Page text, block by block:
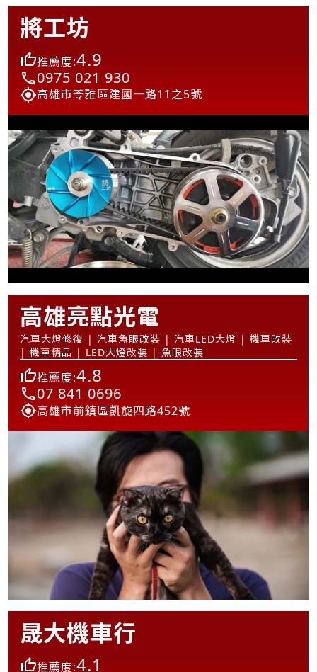
將工坊
推薦度:4.9
0975 021 930
高雄市苓雅區建國一路11之5號
高雄亮點光電
汽車大燈修復 | 汽車魚眼改裝 | 汽車LED大燈 | 機車改裝
| 機車精品 | LED大燈改裝 | 魚眼改裝
推薦度:4.8
07 841 0696
高雄市前鎮區凱旋四路452號
晟大機車行
推薦度:4.1